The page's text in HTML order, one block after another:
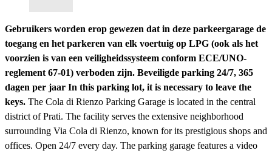
Gebruikers worden erop gewezen dat in deze parkeergarage de
toegang en het parkeren van elk voertuig op LPG (ook als het
voorzien is van een veiligheidssysteem conform ECE/UNO-
reglement 67-01) verboden zijn. Beveiligde parking 24/7, 365
dagen per jaar In this parking lot, it is necessary to leave the
keys. The Cola di Rienzo Parking Garage is located in the central
district of Prati. The facility serves the extensive neighborhood
surrounding Via Cola di Rienzo, known for its prestigious shops and
offices. Open 24/7 every day. The parking garage features a video